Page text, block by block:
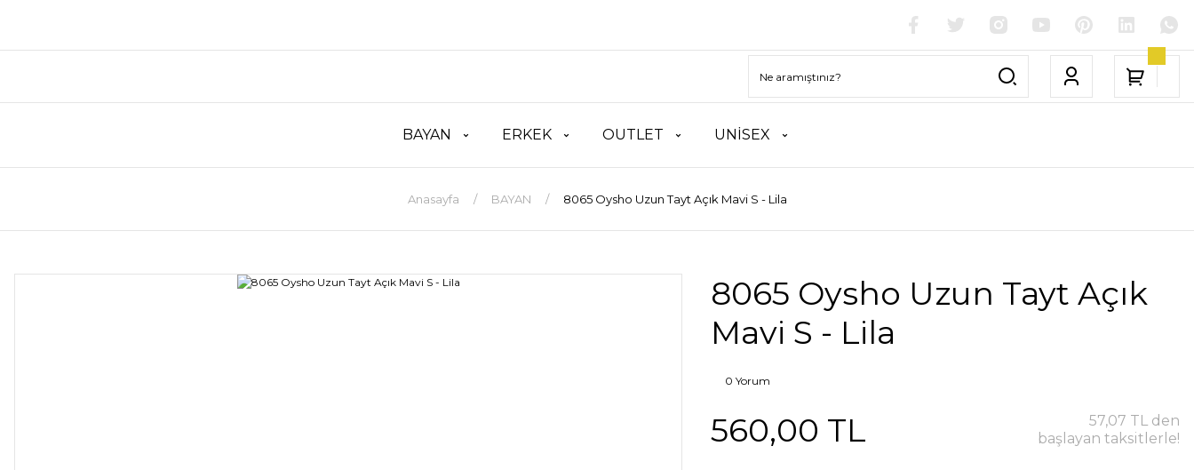
BAYAN ERKEK OUTLET UNİSEX
Anasayfa BAYAN 8065 Oysho Uzun Tayt Açık Mavi S - Lila
8065 Oysho Uzun Tayt Açık
Mavi S - Lila
0 Yorum
560,00 TL
57,07 TL den
başlayan taksitlerle!